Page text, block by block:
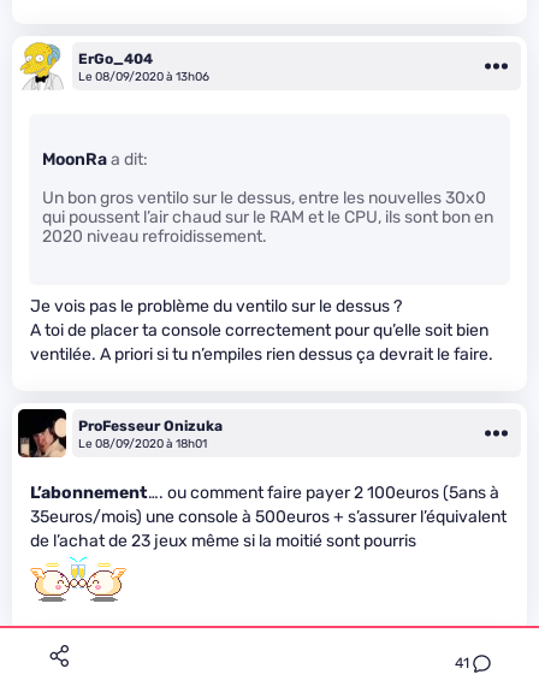
41
ErGo_404
Le 08/09/2020 à 13h06
MoonRaa dit:
Un bon gros ventilo sur le dessus, entre les nouvelles 30x0
qui poussent l’air chaud sur le RAM et le CPU, ils sont bon en
2020 niveau refroidissement.
Je vois pas le problème du ventilo sur le dessus ?
A toi de placer ta console correctement pour qu’elle soit bien
ventilée. A priori si tu n’empiles rien dessus ça devrait le faire.
ProFesseur Onizuka
Le 08/09/2020 à 18h01
L’abonnement…. ou comment faire payer 2 100euros (5ans à
35euros/mois) une console à 500euros + s’assurer l’équivalent
de l’achat de 23 jeux même si la moitié sont pourris